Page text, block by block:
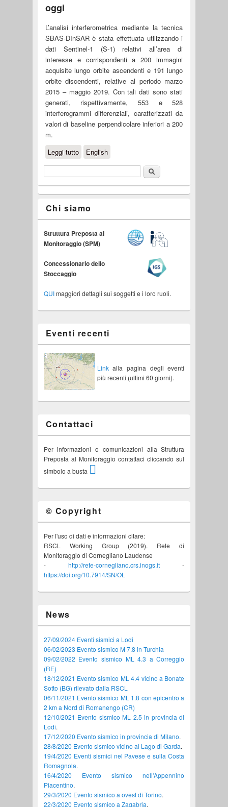
oggi
L’analisi interferometrica mediante la tecnica
SBAS-DInSAR è stata effettuata utilizzando i
dati Sentinel-1 (S-1) relativi all’area di
interesse e corrispondenti a 200 immagini
acquisite lungo orbite ascendenti e 191 lungo
orbite discendenti, relative al periodo marzo
2015 – maggio 2019. Con tali dati sono stati
generati, rispettivamente, 553 e 528
interferogrammi differenziali, caratterizzati da
valori di baseline perpendicolare inferiori a 200
m.
Leggi tuttosu Analisi DInSAR - Periodo 2015-
English
Form di ricerca Cerca
Chi siamo
Struttura Preposta al
Monitoraggio (SPM)
Concessionario dello
Stoccaggio
QUImaggiori dettagli sui soggetti e i loro ruoli.
Eventi recenti
Linkalla pagina degli eventi
più recenti (ultimi 60 giorni).
Contattaci
Per informazioni o comunicazioni alla Struttura
Preposta al Monitoraggio contattaci cliccando sul
simbolo a busta
© Copyright
Per l'uso di dati e informazioni citare:
RSCL Working Group (2019). Rete di
Monitoraggio di Cornegliano Laudense
- http://rete-cornegliano.crs.inogs.it -
https://doi.org/10.7914/SN/OL
News
27/09/2024 Eventi sismici a Lodi
06/02/2023 Evento sismico M 7.8 in Turchia
09/02/2022 Evento sismico ML 4.3 a Correggio
(RE)
18/12/2021 Evento sismico ML 4.4 vicino a Bonate
Sotto (BG) rilevato dalla RSCL
06/11/2021 Evento sismico ML 1.8 con epicentro a
2 km a Nord di Romanengo (CR)
12/10/2021 Evento sismico ML 2.5 in provincia di
Lodi.
17/12/2020 Evento sismico in provincia di Milano.
28/8/2020 Evento sismico vicino al Lago di Garda.
19/4/2020 Eventi sismici nel Pavese e sulla Costa
Romagnola.
16/4/2020 Evento sismico nell'Appennino
Piacentino.
29/3/2020 Evento sismico a ovest di Torino.
22/3/2020 Evento sismico a Zagabria.